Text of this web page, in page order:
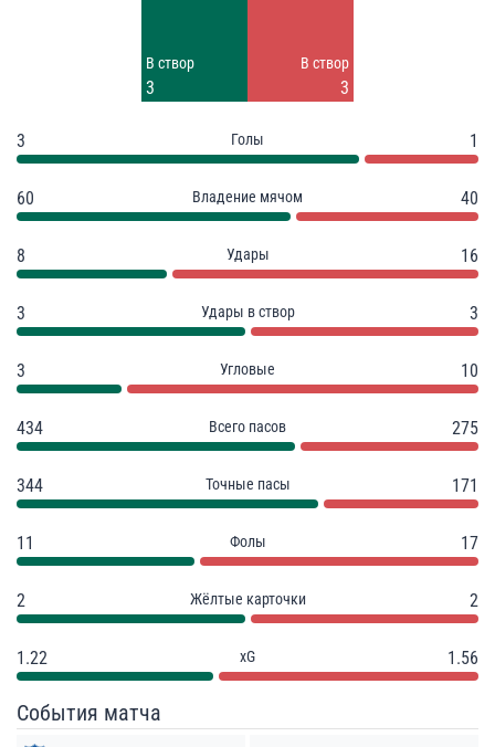
В створ
3
В створ
3
3 Голы 1
60 Владение мячом 40
8 Удары 16
3 Удары в створ 3
3 Угловые 10
434 Всего пасов 275
344 Точные пасы 171
11 Фолы 17
2 Жёлтые карточки 2
1.22 xG 1.56
События матча